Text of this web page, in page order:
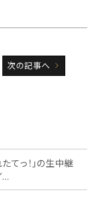
次の記事へ
てっ！」の生中継